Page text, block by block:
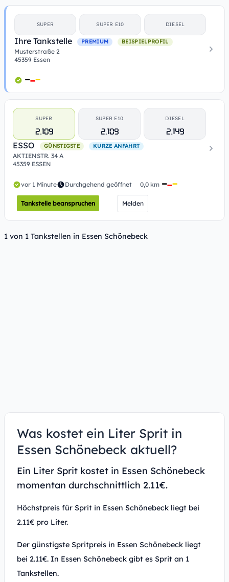
SUPER SUPER E10 DIESEL
Ihre Tankstelle PREMIUM BEISPIELPROFIL
Musterstraße 2
45359 Essen
SUPER
2.109
SUPER E10
2.109
DIESEL
2.149
ESSO
GÜNSTIGSTE KURZE ANFAHRT
AKTIENSTR. 34 A
45359 ESSEN
vor 1 Minute Durchgehend geöffnet 0,0 km
Tankstelle beanspruchen Melden
1 von 1 Tankstellen in Essen Schönebeck
Was kostet ein Liter Sprit in
Essen Schönebeck aktuell?
Ein Liter Sprit kostet in Essen Schönebeck
momentan durchschnittlich 2.11€.
Höchstpreis für Sprit in Essen Schönebeck liegt bei
2.11€ pro Liter.
Der günstigste Spritpreis in Essen Schönebeck liegt
bei 2.11€. In Essen Schönebeck gibt es Sprit an 1
Tankstellen.